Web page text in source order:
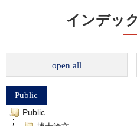
インデッ
open all
Public
Public